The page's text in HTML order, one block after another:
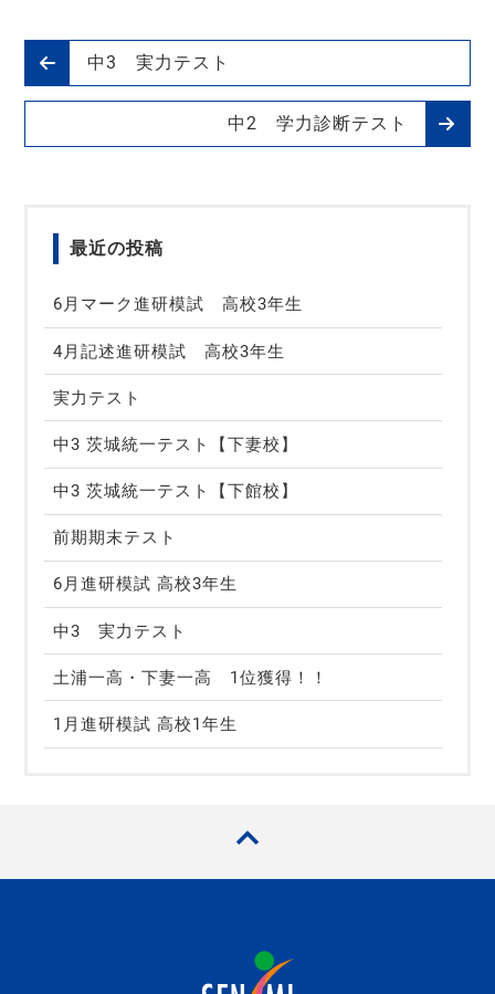
中3 実力テスト
中2 学力診断テスト
最近の投稿
6月マーク進研模試 高校3年生
4月記述進研模試 高校3年生
実力テスト
中3 茨城統一テスト【下妻校】
中3 茨城統一テスト【下館校】
前期期末テスト
6月進研模試 高校3年生
中3 実力テスト
土浦一高・下妻一高 1位獲得！！
1月進研模試 高校1年生